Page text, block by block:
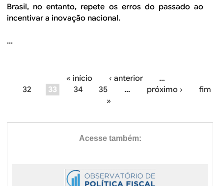
Brasil, no entanto, repete os erros do passado ao
incentivar a inovação nacional.
...
g
« início ‹ anterior
…
32
33 34 35 … próximo ›
fim
»